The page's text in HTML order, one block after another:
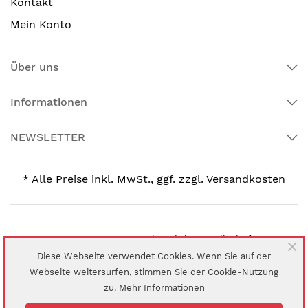
Mein Konto
Über uns
Informationen
NEWSLETTER
* Alle Preise inkl. MwSt., ggf. zzgl. Versandkosten
© 2024 UNI-MED Verlag Aktiengesellschaft
Diese Webseite verwendet Cookies. Wenn Sie auf der
Webseite weitersurfen, stimmen Sie der Cookie-Nutzung
zu. Mehr Informationen